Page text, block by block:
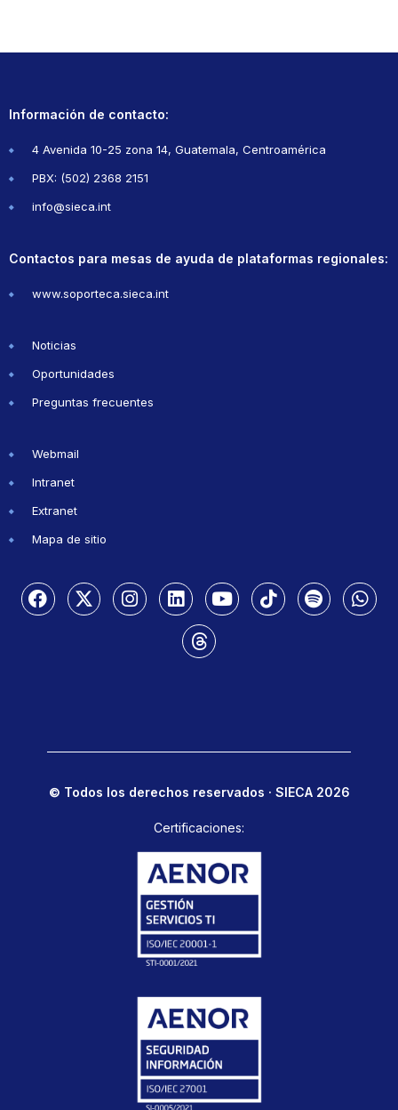
Información de contacto:
4 Avenida 10-25 zona 14, Guatemala, Centroamérica
PBX: (502) 2368 2151
info@sieca.int
Contactos para mesas de ayuda de plataformas regionales:
www.soporteca.sieca.int
Noticias
Oportunidades
Preguntas frecuentes
Webmail
Intranet
Extranet
Mapa de sitio
© Todos los derechos reservados · SIECA 2026
Certificaciones: